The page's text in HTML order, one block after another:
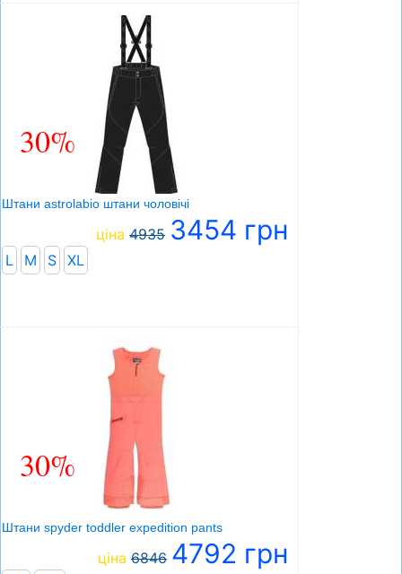
30%
Штани astrolabio штани чоловічі
ціна 4935 3454 грн
L M S XL
30%
Штани spyder toddler expedition pants
ціна 6846 4792 грн